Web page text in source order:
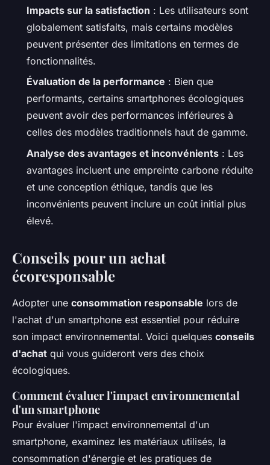
Impacts sur la satisfaction : Les utilisateurs sont
globalement satisfaits, mais certains modèles
peuvent présenter des limitations en termes de
fonctionnalités.
Évaluation de la performance : Bien que
performants, certains smartphones écologiques
peuvent avoir des performances inférieures à
celles des modèles traditionnels haut de gamme.
Analyse des avantages et inconvénients : Les
avantages incluent une empreinte carbone réduite
et une conception éthique, tandis que les
inconvénients peuvent inclure un coût initial plus
élevé.
Conseils pour un achat
écoresponsable
Adopter une consommation responsable lors de
l'achat d'un smartphone est essentiel pour réduire
son impact environnemental. Voici quelques conseils
d'achat qui vous guideront vers des choix
écologiques.
Comment évaluer l'impact environnemental
d'un smartphone
Pour évaluer l'impact environnemental d'un
smartphone, examinez les matériaux utilisés, la
consommation d'énergie et les pratiques de